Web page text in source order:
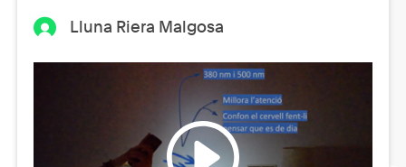
Lluna Riera Malgosa